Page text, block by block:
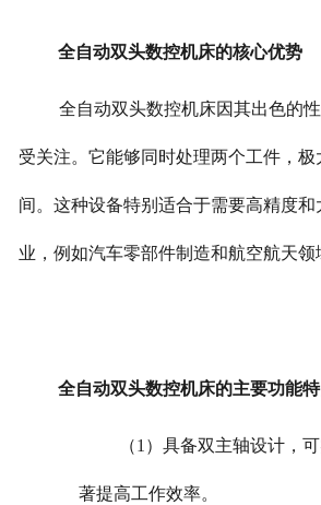
全自动双头数控机床的核心优势
全自动双头数控机床因其出色的
受关注。它能够同时处理两个工件，
间。 这种设备特别适合于需要高精度
业，例如汽车零部件制造和航空航天领
全自动双头数控机床的主要功能
（1）具备双主轴设计，
著提高工作效率。